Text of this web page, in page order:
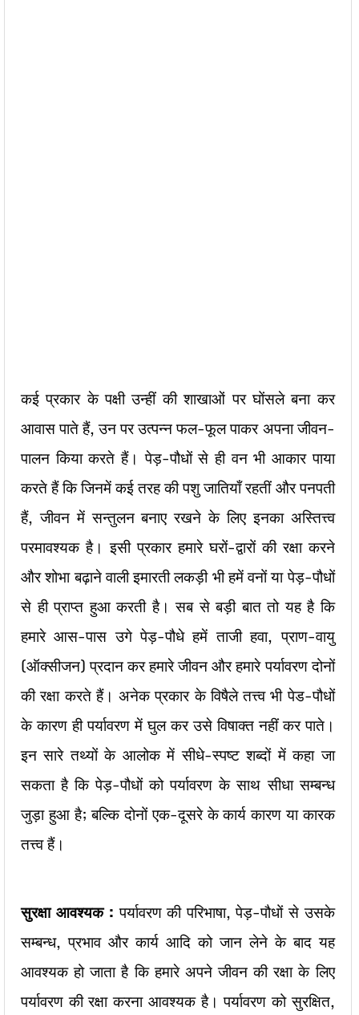
कई प्रकार के पक्षी उन्हीं की शाखाओं पर घोंसले बना कर
आवास पाते हैं, उन पर उत्पन्न फल-फूल पाकर अपना जीवन-
पालन किया करते हैं। पेड़-पौधों से ही वन भी आकार पाया
करते हैं कि जिनमें कई तरह की पशु जातियाँ रहतीं और पनपती
हैं, जीवन में सन्तुलन बनाए रखने के लिए इनका अस्तित्त्व
परमावश्यक है। इसी प्रकार हमारे घरों-द्वारों की रक्षा करने
और शोभा बढ़ाने वाली इमारती लकड़ी भी हमें वनों या पेड़-पौधों
से ही प्राप्त हुआ करती है। सब से बड़ी बात तो यह है कि
हमारे आस-पास उगे पेड़-पौधे हमें ताजी हवा, प्राण-वायु
(ऑक्सीजन) प्रदान कर हमारे जीवन और हमारे पर्यावरण दोनों
की रक्षा करते हैं। अनेक प्रकार के विषैले तत्त्व भी पेड-पौधों
के कारण ही पर्यावरण में घुल कर उसे विषाक्त नहीं कर पाते।
इन सारे तथ्यों के आलोक में सीधे-स्पष्ट शब्दों में कहा जा
सकता है कि पेड़-पौधों को पर्यावरण के साथ सीधा सम्बन्ध
जुड़ा हुआ है; बल्कि दोनों एक-दूसरे के कार्य कारण या कारक
तत्त्व हैं।
सुरक्षा आवश्यक : पर्यावरण की परिभाषा, पेड़-पौधों से उसके
सम्बन्ध, प्रभाव और कार्य आदि को जान लेने के बाद यह
आवश्यक हो जाता है कि हमारे अपने जीवन की रक्षा के लिए
पर्यावरण की रक्षा करना आवश्यक है। पर्यावरण को सुरक्षित,